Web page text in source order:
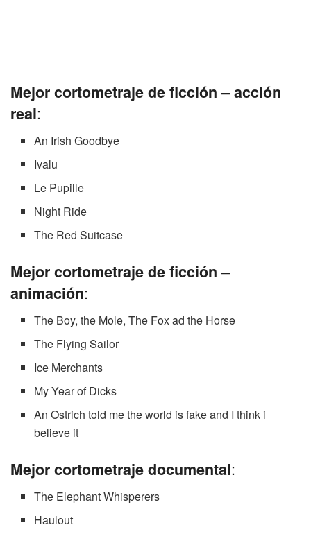
Mejor cortometraje de ficción – acción
real:
An Irish Goodbye
Ivalu
Le Pupille
Night Ride
The Red Suitcase
Mejor cortometraje de ficción –
animación:
The Boy, the Mole, The Fox ad the Horse
The Flying Sailor
Ice Merchants
My Year of Dicks
An Ostrich told me the world is fake and I think i
believe it
Mejor cortometraje documental:
The Elephant Whisperers
Haulout